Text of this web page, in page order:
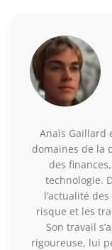
Anaïs Gaillard
domaines de la
des
technologie.
l’actualité
risque et les
Son travail
rigoureuse, lui